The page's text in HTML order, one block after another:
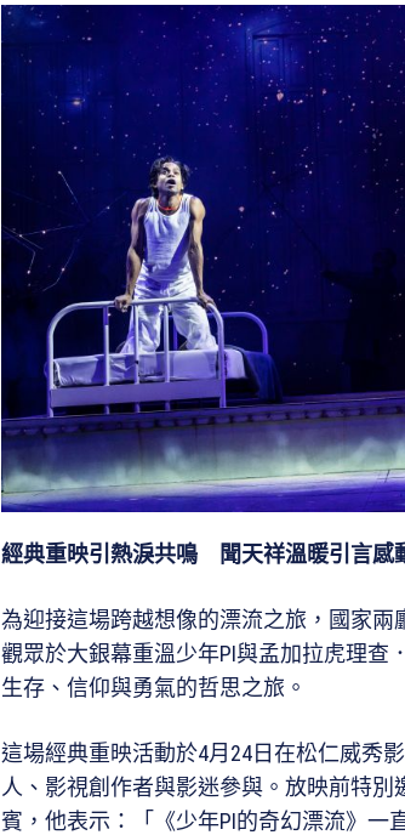
經典重映引熱淚共鳴 聞天祥溫暖引言感
為迎接這場跨越想像的漂流之旅，國家
觀眾於大銀幕重溫少年PI與孟加拉虎理查
生存、信仰與勇氣的哲思之旅。
這場經典重映活動於4月24日在松仁威秀
人、影視創作者與影迷參與。放映前特
賓，他表示：「《少年PI的奇幻漂流》一